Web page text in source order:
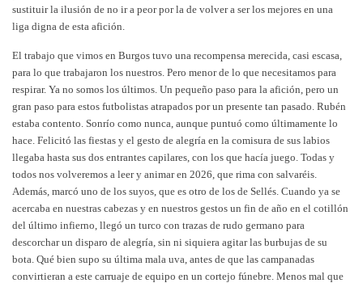
sustituir la ilusión de no ir a peor por la de volver a ser los mejores en una
liga digna de esta afición.
El trabajo que vimos en Burgos tuvo una recompensa merecida, casi escasa,
para lo que trabajaron los nuestros. Pero menor de lo que necesitamos para
respirar. Ya no somos los últimos. Un pequeño paso para la afición, pero un
gran paso para estos futbolistas atrapados por un presente tan pasado. Rubén
estaba contento. Sonrío como nunca, aunque puntuó como últimamente lo
hace. Felicitó las fiestas y el gesto de alegría en la comisura de sus labios
llegaba hasta sus dos entrantes capilares, con los que hacía juego. Todas y
todos nos volveremos a leer y animar en 2026, que rima con salvaréis.
Además, marcó uno de los suyos, que es otro de los de Sellés. Cuando ya se
acercaba en nuestras cabezas y en nuestros gestos un fin de año en el cotillón
del último infierno, llegó un turco con trazas de rudo germano para
descorchar un disparo de alegría, sin ni siquiera agitar las burbujas de su
bota. Qué bien supo su última mala uva, antes de que las campanadas
convirtieran a este carruaje de equipo en un cortejo fúnebre. Menos mal que